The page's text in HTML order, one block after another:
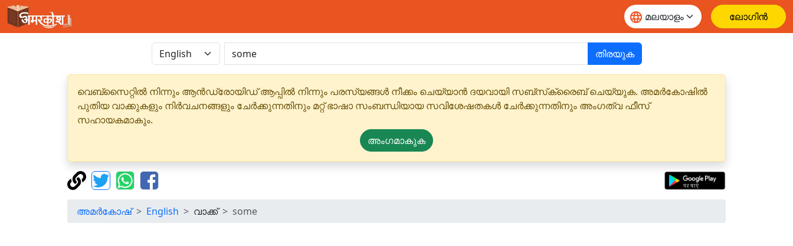
ലോഗിൻ
തിരയുക
വെബ്‌സൈറ്റിൽ നിന്നും ആൻഡ്രോയിഡ് ആപ്പിൽ നിന്നും പരസ്യങ്ങൾ നീക്കം ചെയ്യാൻ ദയവായി സബ്‌സ്‌ക്രൈബ് ചെയ്യുക. അമർകോഷിൽ
പുതിയ വാക്കുകളും നിർവചനങ്ങളും ചേർക്കുന്നതിനും മറ്റ് ഭാഷാ സംബന്ധിയായ സവിശേഷതകൾ ചേർക്കുന്നതിനും അംഗത്വ ഫീസ്
സഹായകമാകും.
അംഗമാകുക
അമർകോഷ് English വാക്ക് some